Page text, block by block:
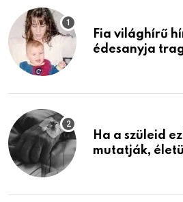
Fia világhírű
édesanyja
Ha a szüleid
mutatják,